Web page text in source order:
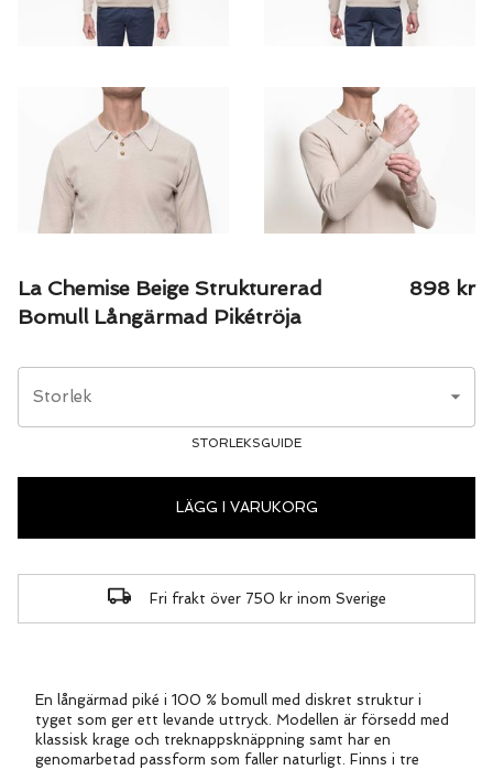
La Chemise Beige Strukturerad
Bomull Långärmad Pikétröja
898 kr
Storlek
STORLEKSGUIDE
LÄGG I VARUKORG
Fri frakt över 750 kr inom Sverige
En långärmad piké i 100 % bomull med diskret struktur i
tyget som ger ett levande uttryck. Modellen är försedd med
klassisk krage och treknappsknäppning samt har en
genomarbetad passform som faller naturligt. Finns i tre